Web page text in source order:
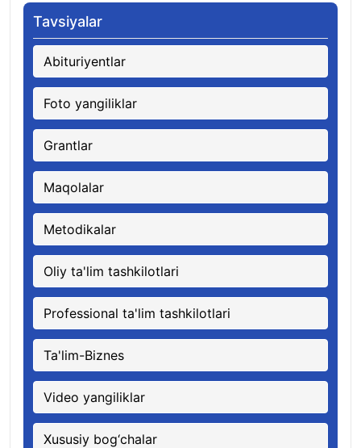
Tavsiyalar
Abituriyentlar
Foto yangiliklar
Grantlar
Maqolalar
Metodikalar
Oliy ta'lim tashkilotlari
Professional ta'lim tashkilotlari
Ta'lim-Biznes
Video yangiliklar
Xususiy bog‘chalar